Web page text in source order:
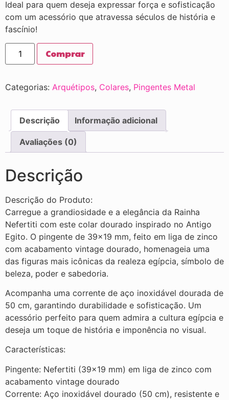
Ideal para quem deseja expressar força e sofisticação
com um acessório que atravessa séculos de história e
fascínio!
Comprar
Categorias: Arquétipos, Colares, Pingentes Metal
Descrição Informação adicional
Avaliações (0)
Descrição
Descrição do Produto:
Carregue a grandiosidade e a elegância da Rainha
Nefertiti com este colar dourado inspirado no Antigo
Egito. O pingente de 39×19 mm, feito em liga de zinco
com acabamento vintage dourado, homenageia uma
das figuras mais icônicas da realeza egípcia, símbolo de
beleza, poder e sabedoria.
Acompanha uma corrente de aço inoxidável dourada de
50 cm, garantindo durabilidade e sofisticação. Um
acessório perfeito para quem admira a cultura egípcia e
deseja um toque de história e imponência no visual.
Características:
Pingente: Nefertiti (39×19 mm) em liga de zinco com
acabamento vintage dourado
Corrente: Aço inoxidável dourado (50 cm), resistente e